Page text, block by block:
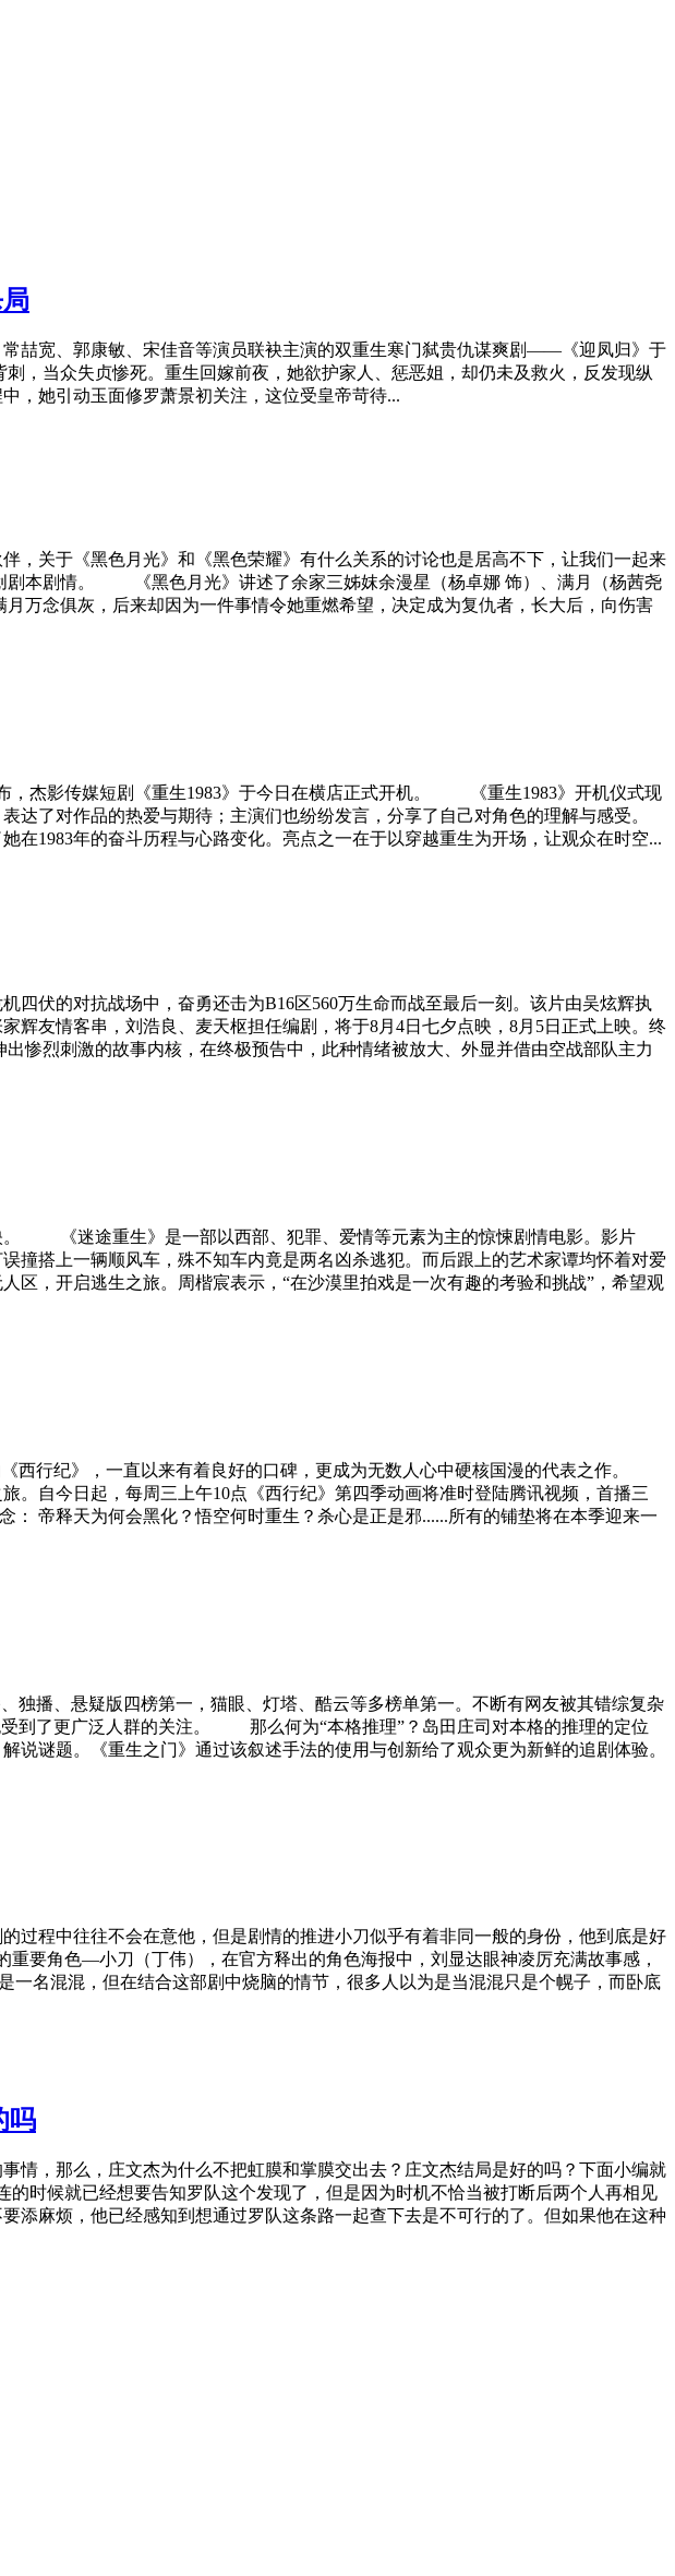
宽、郭康敏、宋佳音等演员联袂主演的双重生寒门弑贵仇谋爽剧——《迎凤归》于
当众失贞惨死。重生回嫁前夜，她欲护家人、惩恶姐，却仍未及救火，反发现纵
，她引动玉面修罗萧景初关注，这位受皇帝苛待...
关于《黑色月光》和《黑色荣耀》有什么关系的讨论也是居高不下，让我们一起来
本剧情。 《黑色月光》讲述了余家三姊妺余漫星（杨卓娜 饰）、满月（杨茜尧
万念俱灰，后来却因为一件事情令她重燃希望，决定成为复仇者，长大后，向伤害
杰影传媒短剧《重生1983》于今日在横店正式开机。 《重生1983》开机仪式现
了对作品的热爱与期待；主演们也纷纷发言，分享了自己对角色的理解与感受。
1983年的奋斗历程与心路变化。亮点之一在于以穿越重生为开场，让观众在时空...
伏的对抗战场中，奋勇还击为B16区560万生命而战至最后一刻。该片由吴炫辉执
友情客串，刘浩良、麦天枢担任编剧，将于8月4日七夕点映，8月5日正式上映。终
惨烈刺激的故事内核，在终极预告中，此种情绪被放大、外显并借由空战部队主力
《迷途重生》是一部以西部、犯罪、爱情等元素为主的惊悚剧情电影。影片
撞搭上一辆顺风车，殊不知车内竟是两名凶杀逃犯。而后跟上的艺术家谭均怀着对爱
，开启逃生之旅。周楷宸表示，“在沙漠里拍戏是一次有趣的考验和挑战”，希望观
行纪》，一直以来有着良好的口碑，更成为无数人心中硬核国漫的代表之作。
自今日起，每周三上午10点《西行纪》第四季动画将准时登陆腾讯视频，首播三
释天为何会黑化？悟空何时重生？杀心是正是邪......所有的铺垫将在本季迎来一
播、悬疑版四榜第一，猫眼、灯塔、酷云等多榜单第一。不断有网友被其错综复杂
受到了更广泛人群的关注。 那么何为“本格推理”？岛田庄司对本格的推理的定位
谜题。《重生之门》通过该叙述手法的使用与创新给了观众更为新鲜的追剧体验。
程中往往不会在意他，但是剧情的推进小刀似乎有着非同一般的身份，他到底是好
色—小刀（丁伟），在官方释出的角色海报中，刘显达眼神凌厉充满故事感，
名混混，但在结合这部剧中烧脑的情节，很多人以为是当混混只是个幌子，而卧底
吗
，那么，庄文杰为什么不把虹膜和掌膜交出去？庄文杰结局是好的吗？下面小编就
就已经想要告知罗队这个发现了，但是因为时机不恰当被打断后两个人再相见
添麻烦，他已经感知到想通过罗队这条路一起查下去是不可行的了。但如果他在这种